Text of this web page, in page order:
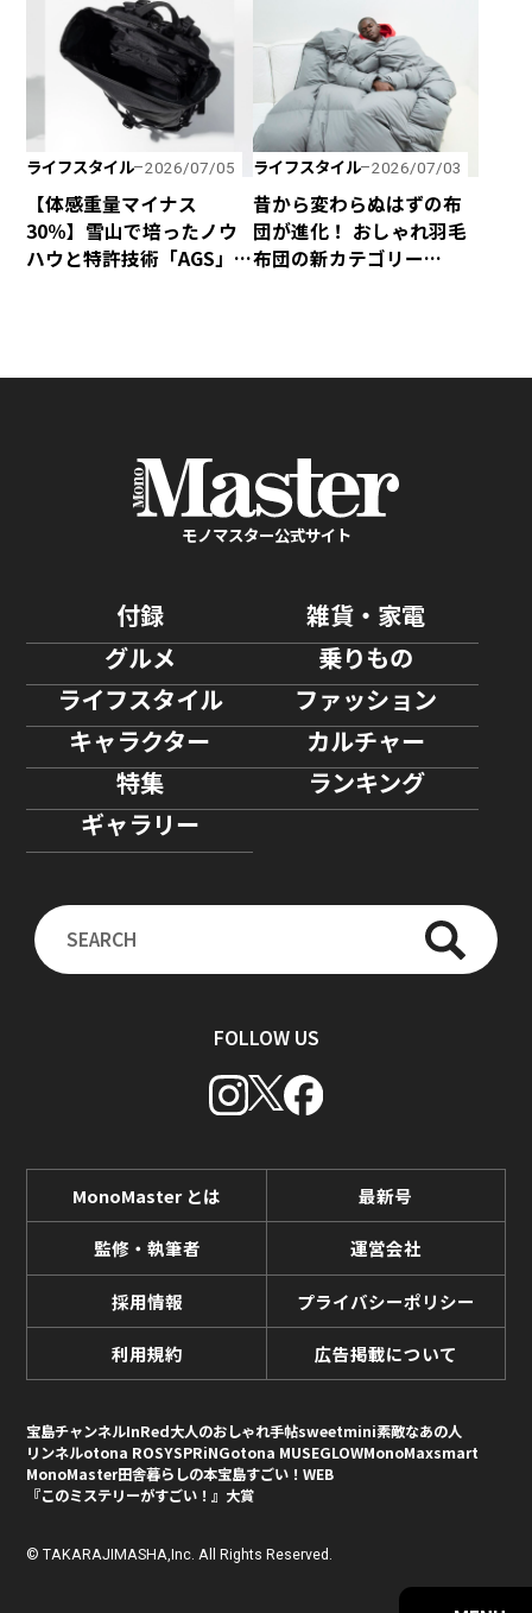
「canox」がオシャレす
ぎ！
料金無料キャンペーンを
実施！
ライフスタイル 2026/07/05
【体感重量マイナス
30％】雪山で培ったノウ
ハウと特許技術「AGS」
ライフスタイル 2026/07/03
昔から変わらぬはずの布
団が進化！ おしゃれ羽毛
布団の新カテゴリー
モノマスター公式サイト
付録
雑貨・家電
グルメ
乗りもの
ライフスタイル
ファッション
キャラクター
カルチャー
特集
ランキング
ギャラリー
FOLLOW US
MonoMaster とは 最新号
監修・執筆者 運営会社
採用情報 プライバシーポリシー
利用規約 広告掲載について
宝島チャンネルInRed大人のおしゃれ手帖sweetmini素敵なあの人
リンネルotona ROSYSPRiNGotona MUSEGLOWMonoMaxsmart
MonoMaster田舎暮らしの本宝島すごい！WEB
『このミステリーがすごい！』大賞
© TAKARAJIMASHA,Inc. All Rights Reserved.